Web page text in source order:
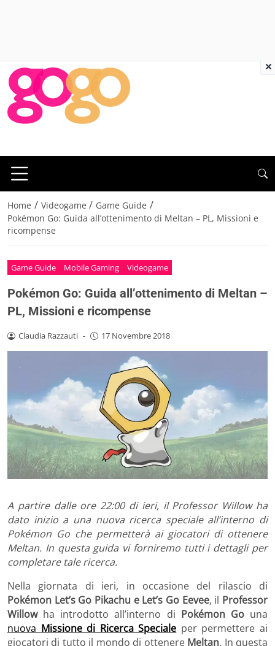
Home / Videogame / Game Guide /
Pokémon Go: Guida all’ottenimento di Meltan – PL, Missioni e
ricompense
Game Guide Mobile Gaming Videogame
Pokémon Go: Guida all’ottenimento di Meltan –
PL, Missioni e ricompense
Claudia Razzauti - 17 Novembre 2018
A partire dalle ore 22:00 di ieri, il Professor Willow ha
dato inizio a una nuova ricerca speciale all’interno di
Pokémon Go che permetterà ai giocatori di ottenere
Meltan. In questa guida vi forniremo tutti i dettagli per
completare tale ricerca.
Nella giornata di ieri, in occasione del rilascio di
Pokémon Let’s Go Pikachu e Let’s Go Eevee, il Professor
Willowha introdotto all’interno di Pokémon Gouna
nuova Missione di Ricerca Speciale per permettere ai
giocatori di tutto il mondo di ottenere Meltan. In questa
×